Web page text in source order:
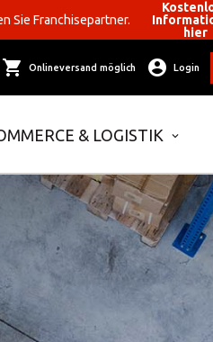
Sie Franchisepartner.
hier
Onlineversand möglich Login
& LOGISTIK